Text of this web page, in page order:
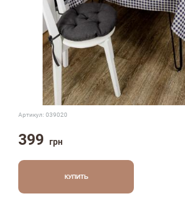
Артикул: 039020
399 грн
КУПИТЬ